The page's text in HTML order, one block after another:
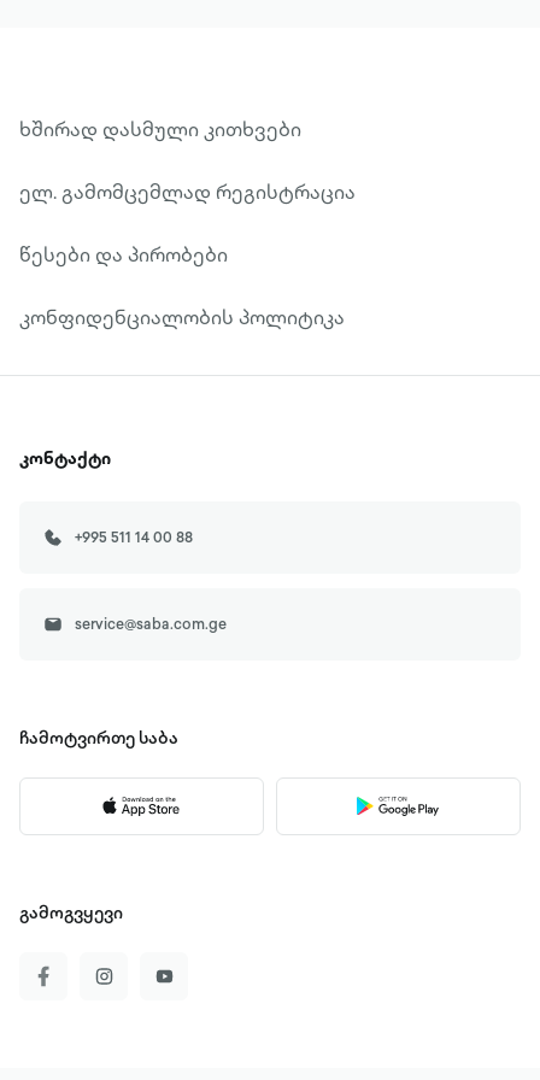
ხშირად დასმული კითხვები
ელ. გამომცემლად რეგისტრაცია
წესები და პირობები
კონფიდენციალობის პოლიტიკა
კონტაქტი
+995 511 14 00 88
service@saba.com.ge
ჩამოტვირთე საბა
გამოგვყევი